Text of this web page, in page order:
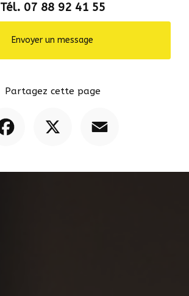
Tél. 07 88 92 41 55
Envoyer un message
Partagez cette page